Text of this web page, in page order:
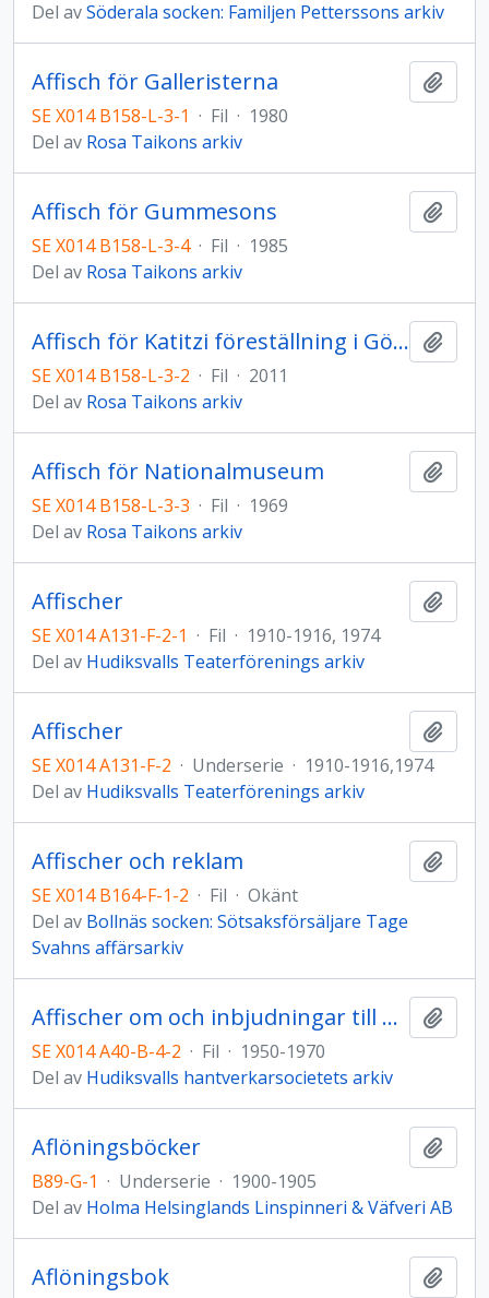
Del avSöderala socken: Familjen Petterssons arkiv
Affisch för Galleristerna
SE X014 B158-L-3-1 · Fil · 1980
Del av Rosa Taikons arkiv
Affisch för Gummesons
SE X014 B158-L-3-4 · Fil · 1985
Del av Rosa Taikons arkiv
Affisch för Katitzi föreställning i Göteborg
SE X014 B158-L-3-2 · Fil · 2011
Del av Rosa Taikons arkiv
Affisch för Nationalmuseum
SE X014 B158-L-3-3 · Fil · 1969
Del av Rosa Taikons arkiv
Affischer
SE X014 A131-F-2-1 · Fil · 1910-1916, 1974
Del av Hudiksvalls Teaterförenings arkiv
Affischer
SE X014 A131-F-2 · Underserie · 1910-1916,1974
Del av Hudiksvalls Teaterförenings arkiv
Affischer och reklam
SE X014 B164-F-1-2 · Fil · Okänt
Del av Bollnäs socken: Sötsaksförsäljare Tage
Svahns affärsarkiv
Affischer om och inbjudningar till evenemang
SE X014 A40-B-4-2 · Fil · 1950-1970
Del av Hudiksvalls hantverkarsocietets arkiv
Aflöningsböcker
B89-G-1 · Underserie · 1900-1905
Del av Holma Helsinglands Linspinneri & Väfveri AB
Aflöningsbok